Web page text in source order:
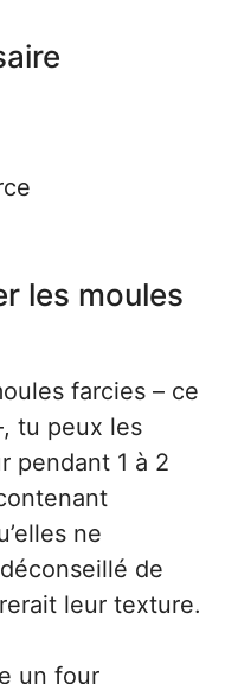
les moules
farcies – ce
tu peux les
pendant 1 à 2
ne
de
leur texture.
un four